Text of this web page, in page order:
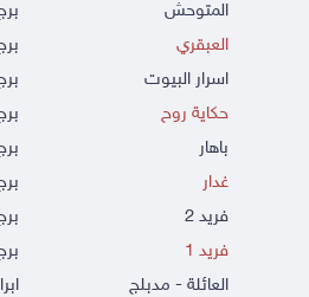
المتوحش
العبقري
اسرار البيوت
حكاية روح
باهار
غدار
فريد 2
فريد 1
العائلة - مدبلج